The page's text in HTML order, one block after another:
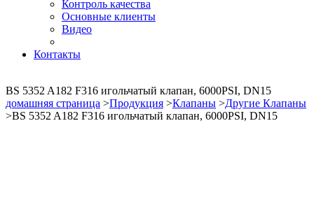
Контроль качества
Основные клиенты
Видео
Контакты
BS 5352 A182 F316 игольчатый клапан, 6000PSI, DN15
домашняя страница >Продукция >Клапаны >Другие Клапаны
>BS 5352 A182 F316 игольчатый клапан, 6000PSI, DN15